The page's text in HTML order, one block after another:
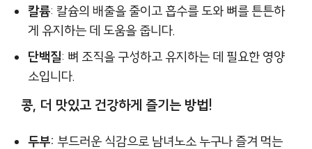
칼륨: 칼슘의 배출을 줄이고 흡수를 도와 뼈를 튼튼하
게 유지하는 데 도움을 줍니다.
단백질: 뼈 조직을 구성하고 유지하는 데 필요한 영양
소입니다.
콩, 더 맛있고 건강하게 즐기는 방법!
두부: 부드러운 식감으로 남녀노소 누구나 즐겨 먹는